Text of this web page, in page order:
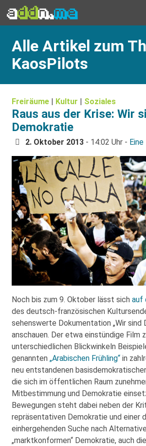
Alle Artikel zum
KaosPilots
Freiräume | Kultur | Soziales
Raus aus der Krise: Wir
Demokratie
2. Oktober 2013 - 14:02 Uhr - Eine
Noch bis zum 9. Oktober lässt sich auf
des deutsch-französischen
sehenswerte Dokumentation „Wir sind
anschauen. Der etwa einstündige Film
unterschiedlichen Blickwinkeln
genannten „Arabischen Frühling“ in
neu entstandenen
die sich im öffentlichen Raum
Mitbestimmung und Demokratie
Bewegungen steht dabei neben der
repräsentativen Demokratie und einer
einhergehenden Suche nach
„marktkonformen“ Demokratie, auch